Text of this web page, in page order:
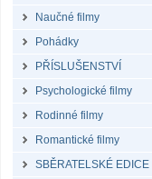
Naučné filmy
Pohádky
PŘÍSLUŠENSTVÍ
Psychologické filmy
Rodinné filmy
Romantické filmy
SBĚRATELSKÉ EDICE